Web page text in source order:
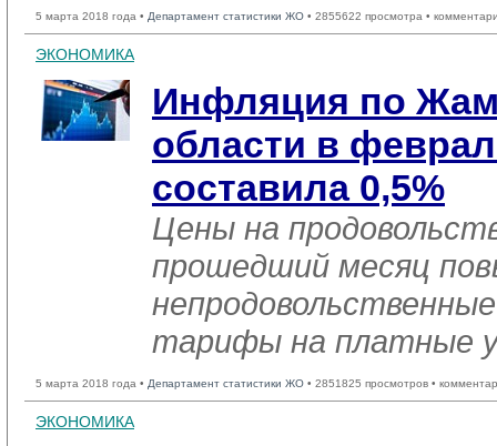
5 марта 2018 года • Департамент статистики ЖО • 2855622 просмотра •
ЭКОНОМИКА
Инфляция по
области в
составила 0,5%
Цены на
прошедший месяц
тарифы на платные
5 марта 2018 года • Департамент статистики ЖО • 2851825 просмотров •
ЭКОНОМИКА